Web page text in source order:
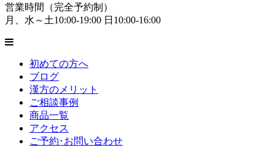
営業時間（完全予約制）
月、水～土10:00-19:00 日10:00-16:00
初めての方へ
ブログ
漢方のメリット
ご相談事例
商品一覧
アクセス
ご予約･お問い合わせ